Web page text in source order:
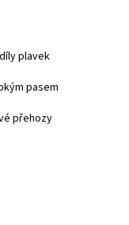
plavek
pasem
přehozy